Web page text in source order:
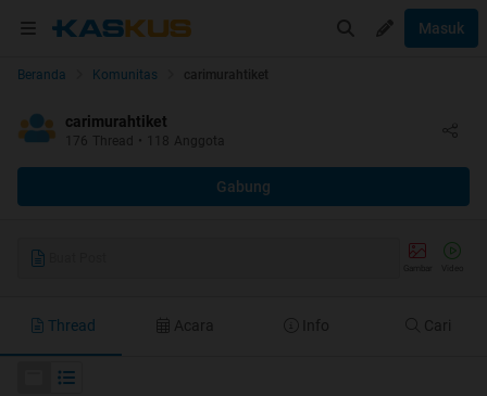
Masuk
Beranda Komunitas carimurahtiket
carimurahtiket
176 Thread • 118 Anggota
Gabung
Thread Acara Info Cari